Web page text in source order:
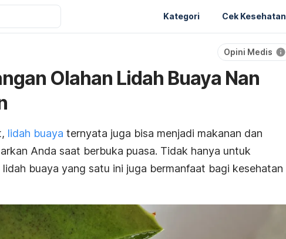
Kategori Cek Kesehatan
Opini Medis
Olahan Lidah Buaya Nan
lidah buaya ternyata juga bisa menjadi makanan dan
Anda saat berbuka puasa. Tidak hanya untuk
lidah buaya yang satu ini juga bermanfaat bagi kesehatan